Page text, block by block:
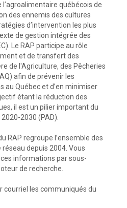
québécois de
des ennemis des cultures
d’intervention les plus
de gestion intégrée des
Le RAP participe au rôle
et de transfert des
de l'Agriculture, des Pêcheries
afin de prévenir les
au Québec et d’en minimiser
étant la réduction des
il est un pilier important du
2030 (PAD).
RAP regroupe l’ensemble des
depuis 2004. Vous
informations par sous-
de recherche.
courriel les communiqués du